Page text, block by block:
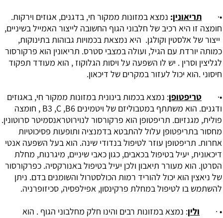
•· תריאונין: נמצא במזונות ממקור חי, בדגנים, אגוזים וירקות.
חומצה זו היא רכיב של חלבוני הגוף החשובה לייצור האמייל בשיניים,
ייצור של אלסטין וקולגן. היא נמצאת בכמויות גבוהות בתינוקות,
כמותה יורדת עם הגיל, ועולה במצבי סטרס. תריאונין הוא פרקורסור
לגליצין וסרין . יש לו השפעה על ויסות הגלוקוז , הוא מעודד תפקוד
חיסוני .הוא יכול לעזור במקרים של דיכאון.
•· טריפטופן: נמצא בכמות בינונית במזונות ממקור חי, באגוזים
ודגנים. הוא משתתף במטבוליזם של ויטמינים B3 ,C ,B6 ‏, חומצה
פולית, מגנזיום. תריפטופן הוא פרקורסור לנוירוטראנסמיטר סרוטונין.
מחסור בתריפטופן עלול להתבטא בדמנציה ותופעות פסיכוטיות
אחרות. תריפטופן עוזר לטיפול בנדודי שינה. הוא בעל השפעה אנטי
דיכאונית, יעיל בטיפול בכאבים, כגון כאבי שיניים, מיגרנות, מחלת
הסרטן. הוא מעורר תיאבון ולכן יעיל בטיפול באנורקסיה. כפרקורסור
של ניאצין הוא יכול להוריד רמות הכולסטרול והשומנים בדם. ניתן
להשתמש בו לטיפול במחלת פרקינסון, אפילפסיה, סכיזופרניה.
• · ולין: נמצא במזונות רבים והינו חלק מחלבוני הגוף . הוא